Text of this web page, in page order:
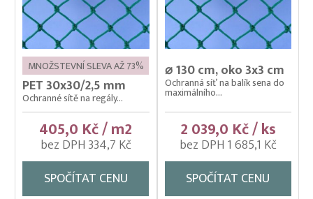
MNOŽSTEVNÍ SLEVA AŽ 73%
PET 30x30/2,5 mm
Ochranné sítě na regály...
405,0 Kč / m2
bez DPH 334,7 Kč
SPOČÍTAT CENU
⌀ 130 cm, oko 3x3 cm
Ochranná síť na balík sena do
maximálního...
2 039,0 Kč / ks
bez DPH 1 685,1 Kč
SPOČÍTAT CENU